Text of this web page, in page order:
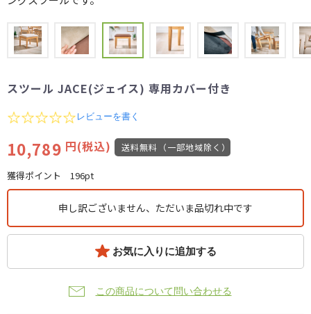
スツール JACE(ジェイス) 専用カバー付き
0.0
rating
レビューを書く
10,789 円(税込) 送料無料（一部地域除く）
獲得ポイント 196pt
申し訳ございません、ただいま品切れ中です
お気に入りに追加する
この商品について問い合わせる